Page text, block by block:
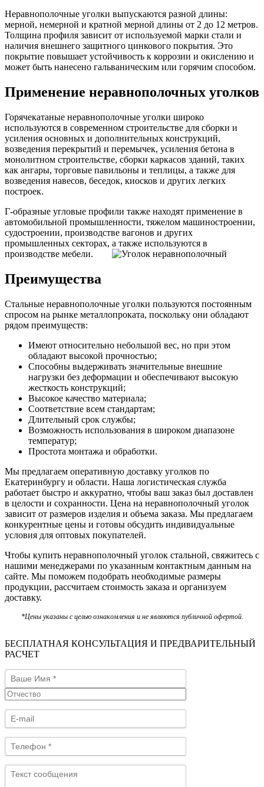
Неравнополочные уголки выпускаются разной длины:
мерной, немерной и кратной мерной длины от 2 до 12 метров.
Толщина профиля зависит от используемой марки стали и
наличия внешнего защитного цинкового покрытия. Это
покрытие повышает устойчивость к коррозии и окислению и
может быть нанесено гальваническим или горячим способом.
Применение неравнополочных уголков
Горячекатаные неравнополочные уголки широко
используются в современном строительстве для сборки и
усиления основных и дополнительных конструкций,
возведения перекрытий и перемычек, усиления бетона в
монолитном строительстве, сборки каркасов зданий, таких
как ангары, торговые павильоны и теплицы, а также для
возведения навесов, беседок, киосков и других легких
построек.
Г-образные угловые профили также находят применение в
автомобильной промышленности, тяжелом машиностроении,
судостроении, производстве вагонов и других
промышленных секторах, а также используются в
производстве мебели.
Преимущества
Стальные неравнополочные уголки пользуются постоянным
спросом на рынке металлопроката, поскольку они обладают
рядом преимуществ:
Имеют относительно небольшой вес, но при этом
обладают высокой прочностью;
Способны выдерживать значительные внешние
нагрузки без деформации и обеспечивают высокую
жесткость конструкций;
Высокое качество материала;
Соответствие всем стандартам;
Длительный срок службы;
Возможность использования в широком диапазоне
температур;
Простота монтажа и обработки.
Мы предлагаем оперативную доставку уголков по
Екатеринбургу и области. Наша логистическая служба
работает быстро и аккуратно, чтобы ваш заказ был доставлен
в целости и сохранности. Цена на неравнополочный уголок
зависит от размеров изделия и объема заказа. Мы предлагаем
конкурентные цены и готовы обсудить индивидуальные
условия для оптовых покупателей.
Чтобы купить неравнополочный уголок стальной, свяжитесь с
нашими менеджерами по указанным контактным данным на
сайте. Мы поможем подобрать необходимые размеры
продукции, рассчитаем стоимость заказа и организуем
доставку.
*Цены указаны с целью ознакомления и не являются публичной офертой.
БЕСПЛАТНАЯ КОНСУЛЬТАЦИЯ И ПРЕДВАРИТЕЛЬНЫЙ
РАСЧЕТ